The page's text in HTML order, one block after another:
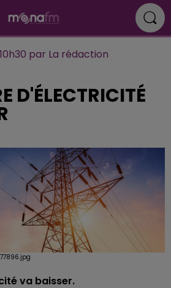
10h30 par La rédaction
D'ÉLECTRICITÉ
va baisser.